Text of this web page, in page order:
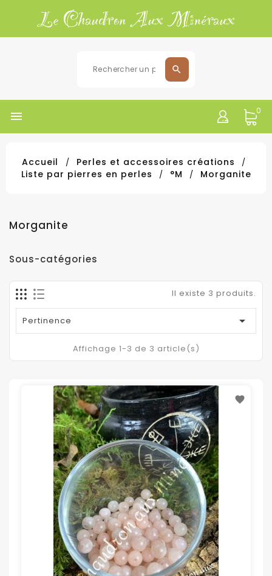
 0
Accueil
Perles et accessoires créations
Liste par pierres en perles
°M Morganite
Morganite
Sous-catégories
Il existe 3 produits.
Pertinence 
Affichage 1-3 de 3 article(s)